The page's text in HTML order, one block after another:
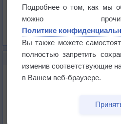
Осадки
Облачность
Список всех карт
НОВОЕ О ПОГОДЕ
Июль в России стал
историю
В Центральной
Подробнее о том, как мы
можно
Политике
Вы также можете
полностью запретить
изменив соответствующие
в Вашем веб-браузере.